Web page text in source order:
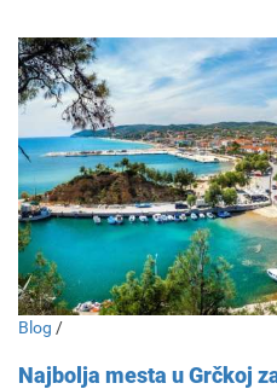
Blog /
Najbolja mesta u Grčkoj